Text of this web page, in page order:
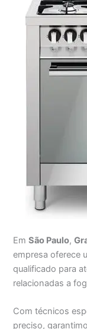
EmSão Paulo,
empresa oferece
qualificado para
relacionadas a
Com técnicos
preciso,